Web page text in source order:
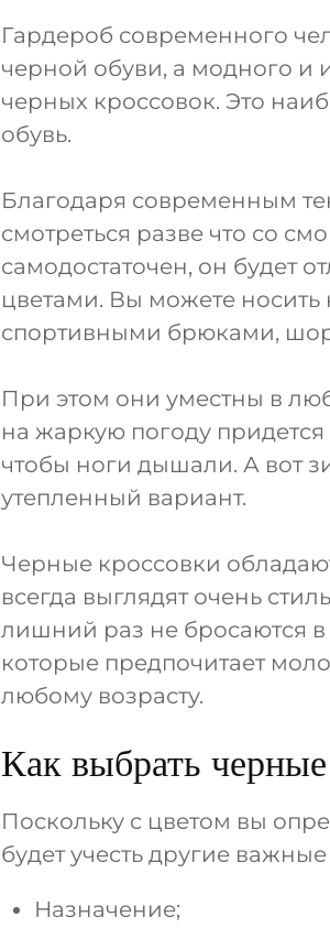
Гардероб современного
черной обуви, а модного и
черных кроссовок. Это
обувь.
Благодаря современным
смотреться разве что со
самодостаточен, он будет
цветами. Вы можете
спортивными брюками,
При этом они уместны в
на жаркую погоду
чтобы ноги дышали. А вот
утепленный вариант.
Черные кроссовки
всегда выглядят очень
лишний раз не бросаются в
которые предпочитает
любому возрасту.
Как выбрать
Поскольку с цветом вы
будет учесть другие
Назначение;